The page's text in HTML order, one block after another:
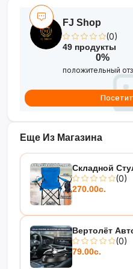
Еще Из Магазина
Складной
(0)
270.00с.
Вертолёт
(0)
79.00с.
FJ Shop
(0)
49 продукты
0%
положительный